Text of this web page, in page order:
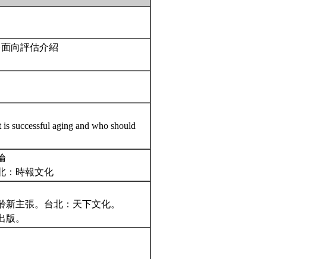
向評估介紹
successful aging and who should
：時報文化
主張。台北：天下文化。
版。